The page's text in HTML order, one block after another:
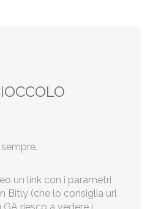
un link con i parametri
Bitly (che lo consiglia url